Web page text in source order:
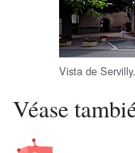
Vista de Servilly.
Véase